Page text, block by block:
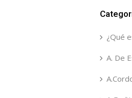
¿Qué
A. De